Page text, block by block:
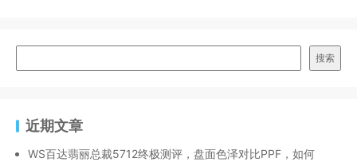
搜索
近期文章
WS百达翡丽总裁5712终极测评，盘面色泽对比PPF，如何